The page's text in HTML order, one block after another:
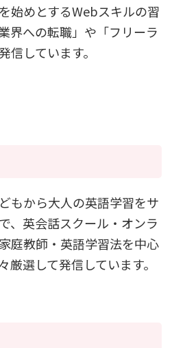
始めとするWebスキルの習
界への転職」や「フリーラ
信しています。
もから大人の英語学習をサ
、英会話スクール・オンラ
庭教師・英語学習法を中心
厳選して発信しています。